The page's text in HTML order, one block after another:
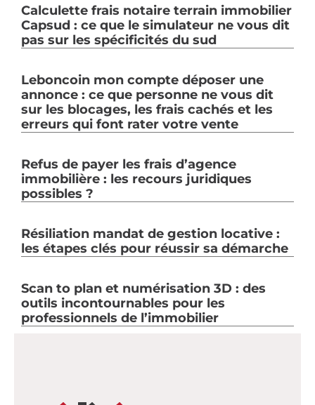
Calculette frais notaire terrain immobilier
Capsud : ce que le simulateur ne vous dit
pas sur les spécificités du sud
Leboncoin mon compte déposer une
annonce : ce que personne ne vous dit
sur les blocages, les frais cachés et les
erreurs qui font rater votre vente
Refus de payer les frais d’agence
immobilière : les recours juridiques
possibles ?
Résiliation mandat de gestion locative :
les étapes clés pour réussir sa démarche
Scan to plan et numérisation 3D : des
outils incontournables pour les
professionnels de l’immobilier